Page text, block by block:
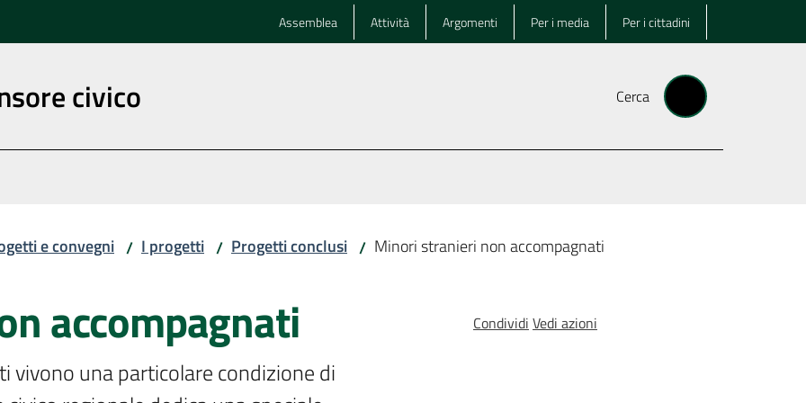
Assemblea Attività Argomenti Per i media Per i cittadini
civico Cerca
e convegni / I progetti / Progetti conclusi / Minori stranieri non accompagnati
accompagnati Condividi Vedi azioni